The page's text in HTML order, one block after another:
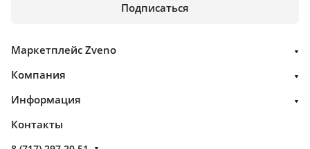
Подписаться
Маркетплейс Zveno
Компания
Информация
Контакты